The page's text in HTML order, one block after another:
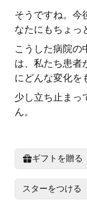
そうですね。今
なたにもちょっ
こうした病院の
は、私たち患者
にどんな変化を
少し立ち止まっ
ん。
ギフトを贈る
スターをつける